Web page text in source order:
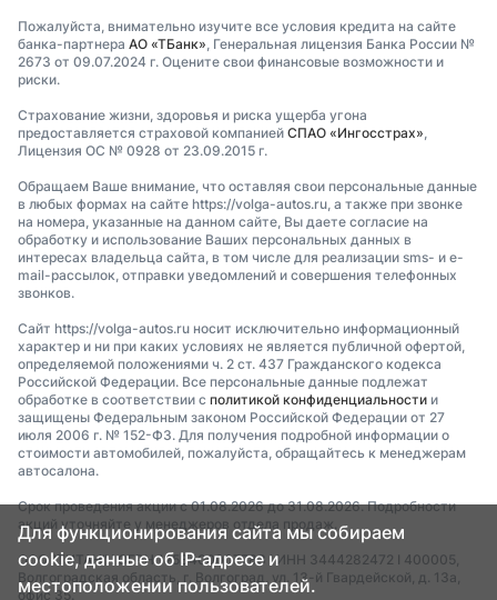
Пожалуйста, внимательно изучите все условия кредита на сайте
банка-партнера АО «ТБанк» , Генеральная лицензия Банка России №
2673 от 09.07.2024 г. Оцените свои финансовые возможности и
риски.
Страхование жизни, здоровья и риска ущерба угона
предоставляется страховой компанией СПАО «Ингосстрах»
Лицензия ОС № 0928 от 23.09.2015 г.
Обращаем Ваше внимание, что оставляя свои персональные данные
в любых формах на сайте https://volga-autos.ru, а также при звонке
на номера, указанные на данном сайте, Вы даете согласие на
обработку и использование Ваших персональных данных в
интересах владельца сайта, в том числе для реализации sms- и e-
mail-рассылок, отправки уведомлений и совершения телефонных
звонков.
Сайт https://volga-autos.ru носит исключительно информационный
характер и ни при каких условиях не является публичной офертой,
определяемой положениями ч. 2 ст. 437 Гражданского кодекса
Российской Федерации. Все персональные данные подлежат
обработке в соответствии с политикой конфиденциальности и
защищены Федеральным законом Российской Федерации от 27
июля 2006 г. № 152-ФЗ. Для получения подробной информации о
стоимости автомобилей, пожалуйста, обращайтесь к менеджерам
автосалона.
Срок проведения акции с 01.08.2026 до 31.08.2026. Подробности
акций уточняйте у менеджеров отдела продаж.
ООО "ТИТАН" I ОГРН 1253400007783 I ИНН 3444282472 I 400005,
Волгоградская область, г. Волгоград, ул. 13-й Гвардейской, д. 13а,
офис 35.
Для функционирования сайта мы собираем
cookie, данные об IP-адресе и
местоположении пользователей.